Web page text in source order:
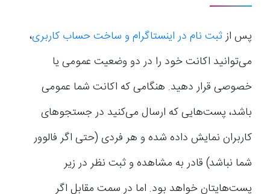
پس ازثبت نام در اینستاگرام و ساخت حساب کاربری،
می‌توانید اکانت خود را در دو وضعیت عمومی یا
خصوصی قرار دهید. هنگامی که اکانت شما عمومی
باشد، پست‌هایی که ارسال می‌کنید در جستجوهای
کاربران نمایش داده شده و هر فردی (حتی اگر فالوور
شما نباشد) قادر به مشاهده و ثبت نظر در زیر
پست‌هایتان خواهد بود. اما در سمت مقابل اگر